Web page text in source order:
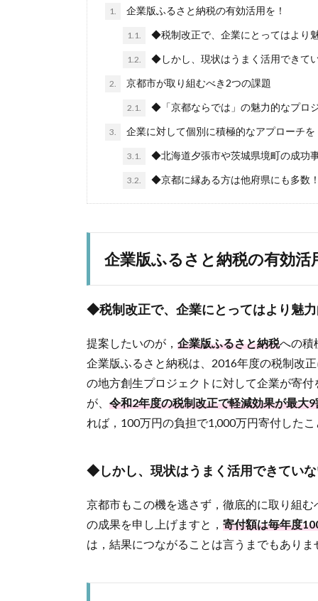
1. 企業版ふるさと納税の有効活用を！
1.1. ◆税制改正で、企業にとってはより
1.2. ◆しかし、現状はうまく活用できて
2. 京都市が取り組むべき2つの課題
2.1. ◆「京都ならでは」の魅力的なプロ
3. 企業に対して個別に積極的なアプローチを
3.1. ◆北海道夕張市や茨城県境町の成功
3.2. ◆京都に縁ある方は他府県にも多数
企業版ふるさと納税の有効活
◆税制改正で、企業にとってはより魅
提案したいのが， 企業版ふるさと納税への積
企業版ふるさと納税は、2016年度の税制改
の地方創生プロジェクトに対して企業が寄
が、 令和2年度の税制改正で軽減効果が最大
れば，100万円の負担で1,000万円寄付した
◆しかし、現状はうまく活用できてい
京都市もこの機を逃さず，徹底的に取り組
の成果を申し上げますと， 寄付額は毎年度
は，結果につながることは言うまでもありま